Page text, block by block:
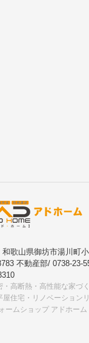
歌山県御坊市湯川町
不動産部/ 0738-23-
・高断熱・高性能な家づ
屋住宅・リノベーション
ームショップ アドホーム